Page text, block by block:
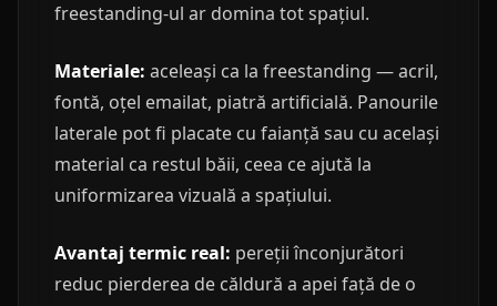
freestanding-ul ar domina tot spațiul.
Materiale: aceleași ca la freestanding — acril,
fontă, oțel emailat, piatră artificială. Panourile
laterale pot fi placate cu faianță sau cu același
material ca restul băii, ceea ce ajută la
uniformizarea vizuală a spațiului.
Avantaj termic real: pereții înconjurători
reduc pierderea de căldură a apei față de o